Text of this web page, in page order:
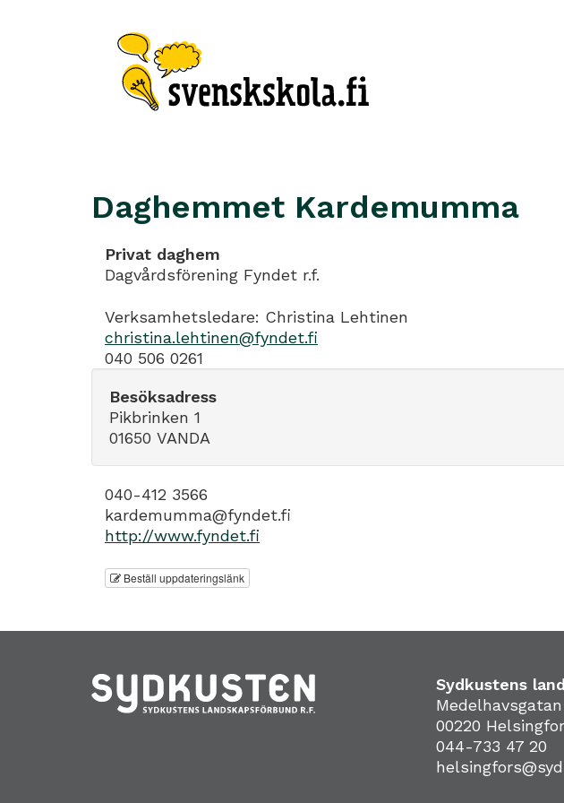
Daghemmet Kardemumma
Privat daghem
Dagvårdsförening Fyndet r.f.
Verksamhetsledare: Christina Lehtinen
christina.lehtinen@fyndet.fi
040 506 0261
Besöksadress
Pikbrinken 1
01650 VANDA
040-412 3566
kardemumma@fyndet.fi
http://www.fyndet.fi
Beställ uppdateringslänk
Sydkustens
Medelhavsgatan
00220
044-733 47 20